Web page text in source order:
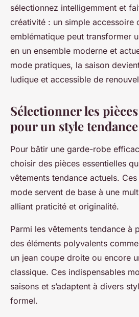
sélectionnez intelligemment et
créativité : un simple accessoire
emblématique peut transformer
en un ensemble moderne et
mode pratiques, la saison
ludique et accessible de
Sélectionner les
pour un style tendance
Pour bâtir une garde-robe
choisir des pièces essentielles
vêtements tendance actuels.
mode servent de base à une
alliant praticité et originalité.
Parmi les vêtements tendance à
des éléments polyvalents
un jean coupe droite ou encore
classique. Ces indispensables
saisons et s’adaptent à divers
formel.